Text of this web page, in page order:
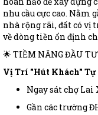
nhu cầu cực cao. Nằm
nhà rộng rãi, đất có vị
về dòng tiền ổn định
🌟 TIỀM NĂNG ĐẦU
Vị Trí "Hút Khách"
Ngay sát chợ Lai
Gần các trường